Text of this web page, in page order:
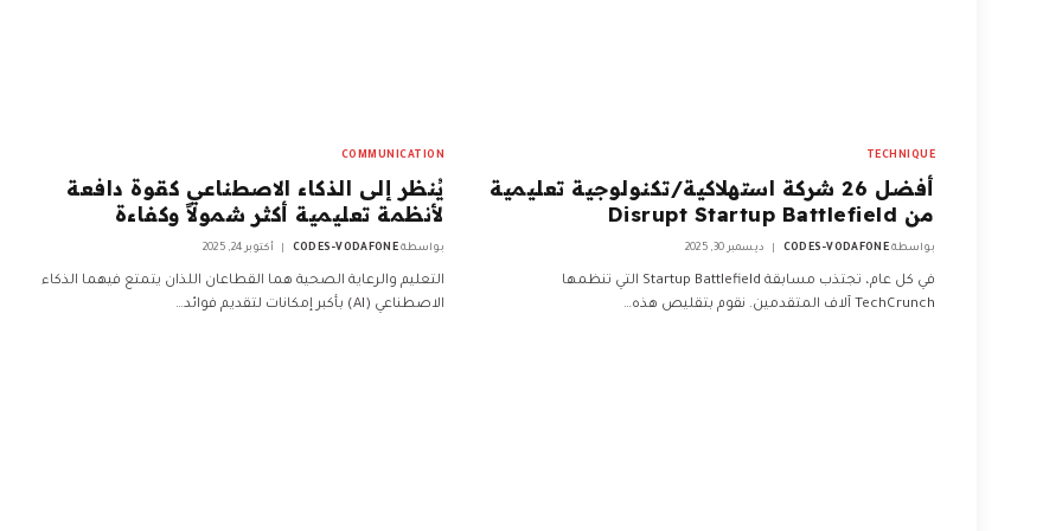
TECHNIQUE
أفضل 26 شركة استهلاكية/تكنولوجية تعليمية
من Disrupt Startup Battlefield
بواسطة CODES-VODAFONE ديسمبر 30, 2025
في كل عام، تجتذب مسابقة Startup Battlefield التي تنظمها
TechCrunch آلاف المتقدمين. نقوم بتقليص هذه…
COMMUNICATION
يُنظر إلى الذكاء الاصطناعي كقوة دافعة
لأنظمة تعليمية أكثر شمولاً وكفاءة
بواسطة CODES-VODAFONE أكتوبر 24, 2025
التعليم والرعاية الصحية هما القطاعان اللذان يتمتع فيهما الذكاء
الاصطناعي (AI) بأكبر إمكانات لتقديم فوائد…